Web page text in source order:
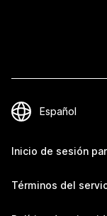
Inicio de sesión
Términos del